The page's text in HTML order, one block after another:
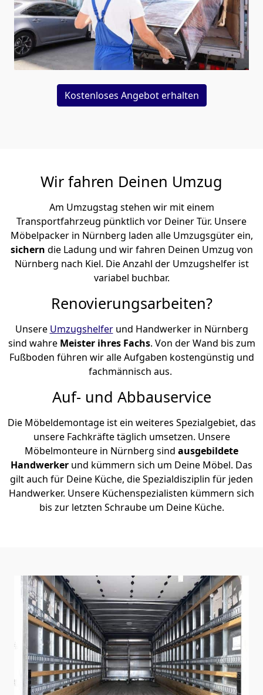
Kostenloses Angebot erhalten
Wir fahren Deinen Umzug
Am Umzugstag stehen wir mit einem
Transportfahrzeug pünktlich vor Deiner Tür. Unsere
Möbelpacker in Nürnberg laden alle Umzugsgüter ein,
sichern die Ladung und wir fahren Deinen Umzug von
Nürnberg nach Kiel. Die Anzahl der Umzugshelfer ist
variabel buchbar.
Renovierungsarbeiten?
Unsere Umzugshelferund Handwerker in Nürnberg
sind wahre Meister ihres Fachs. Von der Wand bis zum
Fußboden führen wir alle Aufgaben kostengünstig und
fachmännisch aus.
Auf- und Abbauservice
Die Möbeldemontage ist ein weiteres Spezialgebiet, das
unsere Fachkräfte täglich umsetzen. Unsere
Möbelmonteure in Nürnberg sind ausgebildete
Handwerker und kümmern sich um Deine Möbel. Das
gilt auch für Deine Küche, die Spezialdisziplin für jeden
Handwerker. Unsere Küchenspezialisten kümmern sich
bis zur letzten Schraube um Deine Küche.